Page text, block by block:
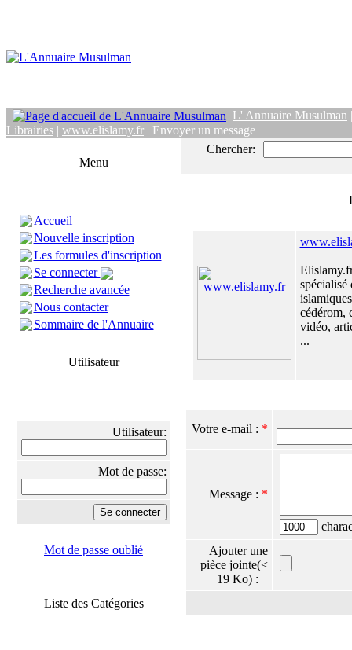
L' Annuaire Musulman
Librairies | www.elislamy.fr | Envoyer un message
Menu
Accueil
Nouvelle inscription
Les formules d'inscription
Se connecter
Recherche avancée
Nous contacter
Sommaire de l'Annuaire
Utilisateur
Utilisateur:
Mot de passe:
Mot de passe oublié
Liste des Catégories
Chercher:
spécialisé
cédérom,
vidéo,
...
Votre e-mail : *
Message : *
Ajouter une
pièce jointe(<
19 Ko) :